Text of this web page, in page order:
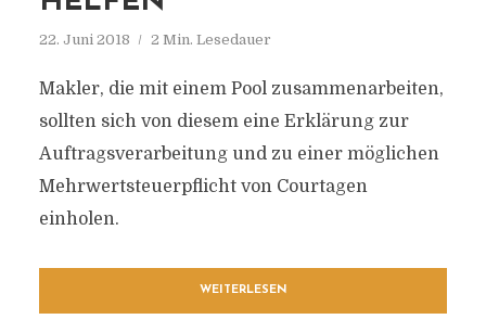
22. Juni 2018 2 Min. Lesedauer
Makler, die mit einem Pool zusammenarbeiten,
sollten sich von diesem eine Erklärung zur
Auftragsverarbeitung und zu einer möglichen
Mehrwertsteuerpflicht von Courtagen
einholen.
WEITERLESEN